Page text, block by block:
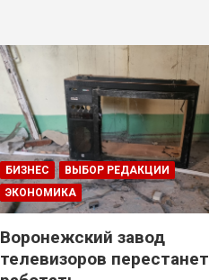
БИЗНЕС
ВЫБОР РЕДАКЦИИ
ЭКОНОМИКА
Воронежский завод
телевизоров перестанет